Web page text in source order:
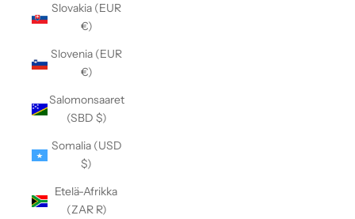
Slovakia (EUR
€)
Slovenia (EUR
€)
Salomonsaaret
(SBD $)
Somalia (USD
$)
Etelä-Afrikka
(ZAR R)